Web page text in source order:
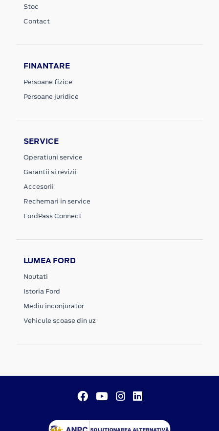
Stoc
Contact
FINANTARE
Persoane fizice
Persoane juridice
SERVICE
Operatiuni service
Garantii si revizii
Accesorii
Rechemari in service
FordPass Connect
LUMEA FORD
Noutati
Istoria Ford
Mediu inconjurator
Vehicule scoase din uz